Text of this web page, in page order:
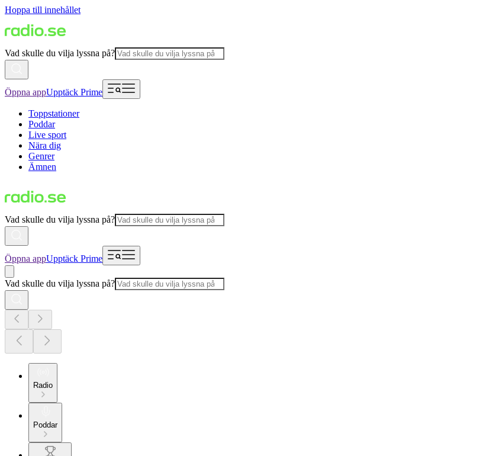
Hoppa till innehållet
Vad skulle du vilja lyssna på?
Öppna appUpptäck Prime
Toppstationer
Poddar
Live sport
Nära dig
Genrer
Ämnen
Vad skulle du vilja lyssna på?
Öppna appUpptäck Prime
Vad skulle du vilja lyssna på?
Radio
Poddar